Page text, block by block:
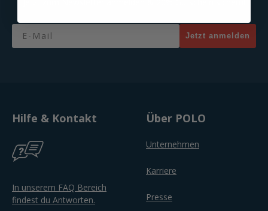
Email
Jetzt anmelden
Hilfe & Kontakt
In unserem FAQ Bereich
findest du Antworten.
Über POLO
Unternehmen
Karriere
Presse